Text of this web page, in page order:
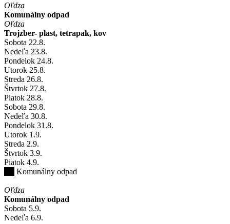
Oľdza
Komunálny odpad
Oľdza
Trojzber- plast, tetrapak, kov
Sobota 22.8.
Nedeľa 23.8.
Pondelok 24.8.
Utorok 25.8.
Streda 26.8.
Štvrtok 27.8.
Piatok 28.8.
Sobota 29.8.
Nedeľa 30.8.
Pondelok 31 .8.
Utorok 1 .9.
Streda 2.9.
Štvrtok 3.9.
Piatok 4.9.
Komunálny odpad
Oľdza
Komunálny odpad
Sobota 5.9.
Nedeľa 6.9.